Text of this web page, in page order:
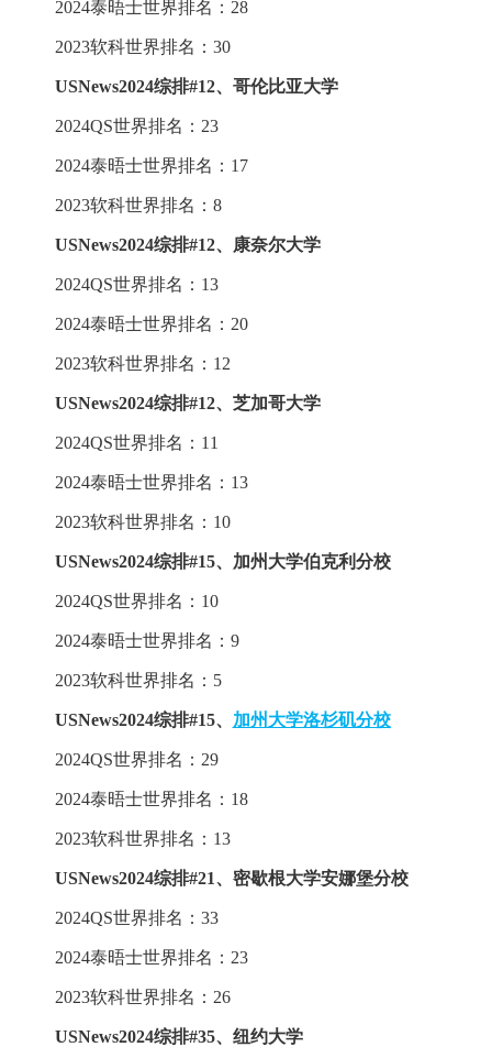
2024泰晤士世界排名：28
2023软科世界排名：30
USNews2024综排#12、哥伦比亚大学
2024QS世界排名：23
2024泰晤士世界排名：17
2023软科世界排名：8
USNews2024综排#12、康奈尔大学
2024QS世界排名：13
2024泰晤士世界排名：20
2023软科世界排名：12
USNews2024综排#12、芝加哥大学
2024QS世界排名：11
2024泰晤士世界排名：13
2023软科世界排名：10
USNews2024综排#15、加州大学伯克利分校
2024QS世界排名：10
2024泰晤士世界排名：9
2023软科世界排名：5
USNews2024综排#15、 加州大学洛杉矶分校
2024QS世界排名：29
2024泰晤士世界排名：18
2023软科世界排名：13
USNews2024综排#21、密歇根大学安娜堡分校
2024QS世界排名：33
2024泰晤士世界排名：23
2023软科世界排名：26
USNews2024综排#35、纽约大学